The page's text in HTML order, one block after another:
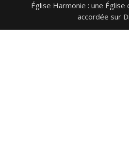
Église Harmonie : une
accordée sur